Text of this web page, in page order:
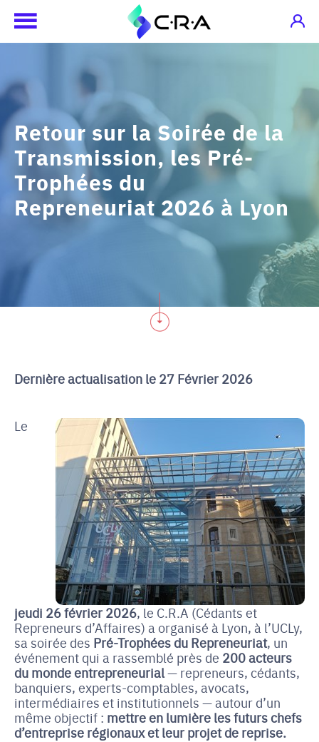
Retour sur la Soirée de la
Transmission, les Pré-
Trophées du
Repreneuriat 2026 à Lyon
Dernière actualisation le 27 Février 2026
Le
jeudi 26 février 2026, le C.R.A (Cédants et
Repreneurs d’Affaires) a organisé à Lyon, à l’UCLy,
sa soirée des Pré-Trophées du Repreneuriat, un
événement qui a rassemblé près de 200 acteurs
du monde entrepreneurial— repreneurs, cédants,
banquiers, experts-comptables, avocats,
intermédiaires et institutionnels — autour d’un
même objectif : mettre en lumière les futurs chefs
d’entreprise régionaux et leur projet de reprise.